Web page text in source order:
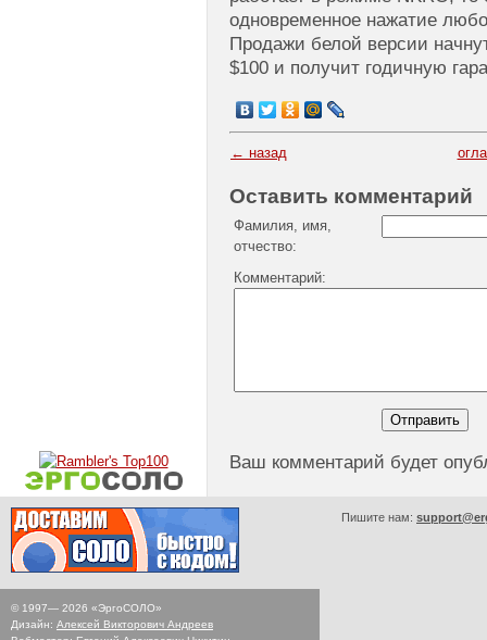
одновременное нажатие
Продажи белой версии
$100 и получит годичную
← назад
Оставить комментарий
Фамилия, имя,
отчество:
Комментарий:
Ваш комментарий будет
© 1997— 2026 «ЭргоСОЛО»
Дизайн: Алексей Викторович Андреев
Пишите нам: